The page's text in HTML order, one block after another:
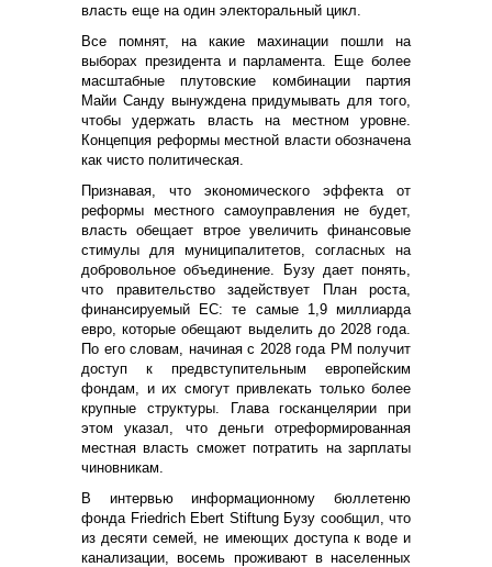
власть еще на один электоральный цикл.
Все помнят, на какие махинации пошли на
выборах президента и парламента. Еще более
масштабные плутовские комбинации партия
Майи Санду вынуждена придумывать для того,
чтобы удержать власть на местном уровне.
Концепция реформы местной власти обозначена
как чисто политическая.
Признавая, что экономического эффекта от
реформы местного самоуправления не будет,
власть обещает втрое увеличить финансовые
стимулы для муниципалитетов, согласных на
добровольное объединение. Бузу дает понять,
что правительство задействует План роста,
финансируемый ЕС: те самые 1,9 миллиарда
евро, которые обещают выделить до 2028 года.
По его словам, начиная с 2028 года РМ получит
доступ к предвступительным европейским
фондам, и их смогут привлекать только более
крупные структуры. Глава госканцелярии при
этом указал, что деньги отреформированная
местная власть сможет потратить на зарплаты
чиновникам.
В интервью информационному бюллетеню
фонда Friedrich Ebert Stiftung Бузу сообщил, что
из десяти семей, не имеющих доступа к воде и
канализации, восемь проживают в населенных